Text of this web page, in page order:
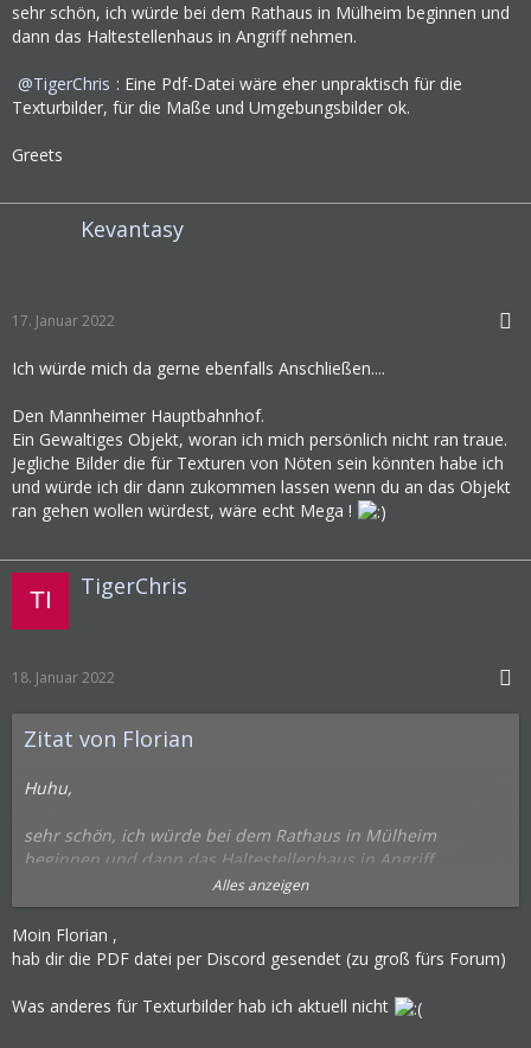
sehr schön, ich würde bei dem Rathaus in Mülheim beginnen und
dann das Haltestellenhaus in Angriff nehmen.
TigerChris : Eine Pdf-Datei wäre eher unpraktisch für die
Texturbilder, für die Maße und Umgebungsbilder ok.
Greets
Kevantasy
17. Januar 2022
Ich würde mich da gerne ebenfalls Anschließen....
Den Mannheimer Hauptbahnhof.
Ein Gewaltiges Objekt, woran ich mich persönlich nicht ran traue.
Jegliche Bilder die für Texturen von Nöten sein könnten habe ich
und würde ich dir dann zukommen lassen wenn du an das Objekt
ran gehen wollen würdest, wäre echt Mega !
TigerChris
18. Januar 2022
Zitat von Florian
Huhu,
sehr schön, ich würde bei dem Rathaus in Mülheim
beginnen und dann das Haltestellenhaus in Angriff
TigerChris
Texturbilder, für die Maße und Umgebungsbilder ok.
Greets
Alles anzeigen
Moin Florian ,
hab dir die PDF datei per Discord gesendet (zu groß fürs Forum)
Was anderes für Texturbilder hab ich aktuell nicht